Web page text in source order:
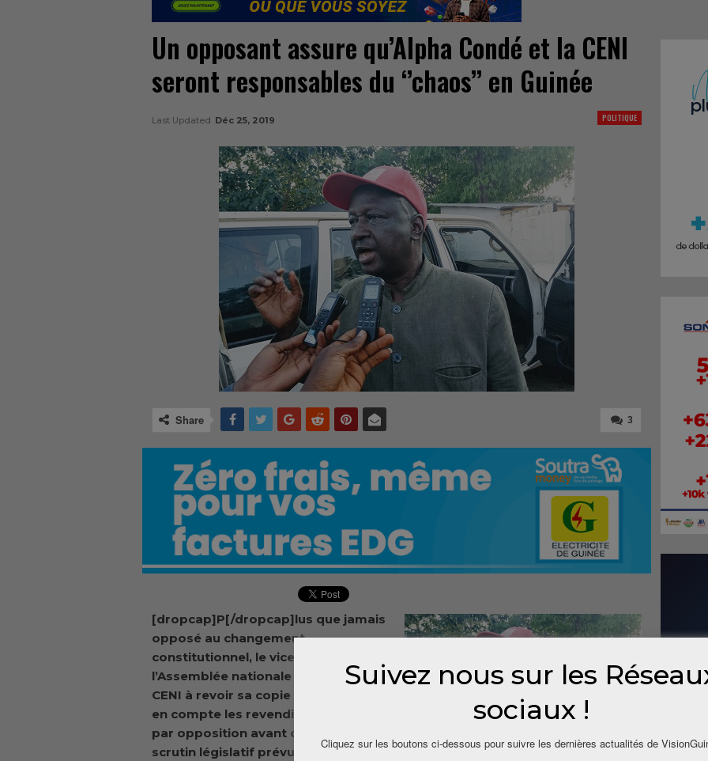
Un opposant assure qu’Alpha Condé et la CENI
seront responsables du ‘’chaos’’ en Guinée
POLITIQUE
Last Updated Déc 25, 2019
3
Share
[dropcap]P[/dropcap]lus que jamais
opposé au changement
constitutionnel, le vice-président de
l’Assemblée nationale appelle la
CENI à revoir sa copie et à prendre
en compte les revendications faites
par opposition avant d’aller au
scrutin législatif prévu le 16 février.
Suivez nous sur les
sociaux !
Cliquez sur les boutons ci-dessous pour suivre les dernières actualités de